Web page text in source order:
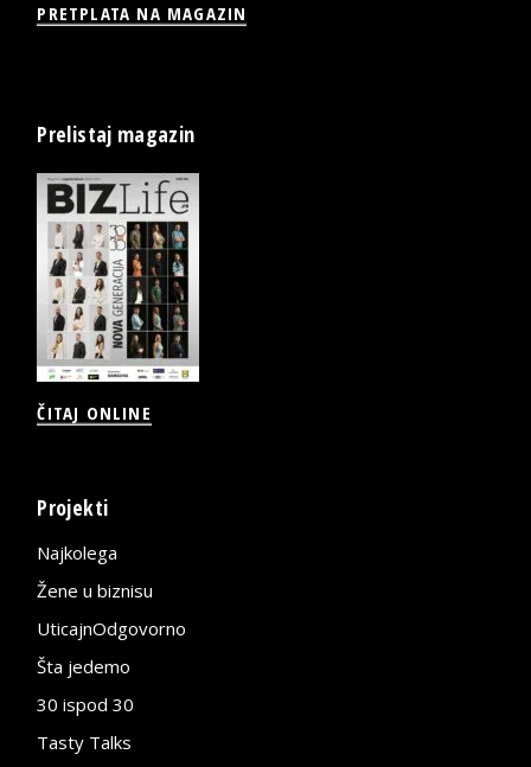
PRETPLATA NA MAGAZIN
Prelistaj magazin
ČITAJ ONLINE
Projekti
Najkolega
Žene u biznisu
UticajnOdgovorno
Šta jedemo
30 ispod 30
Tasty Talks